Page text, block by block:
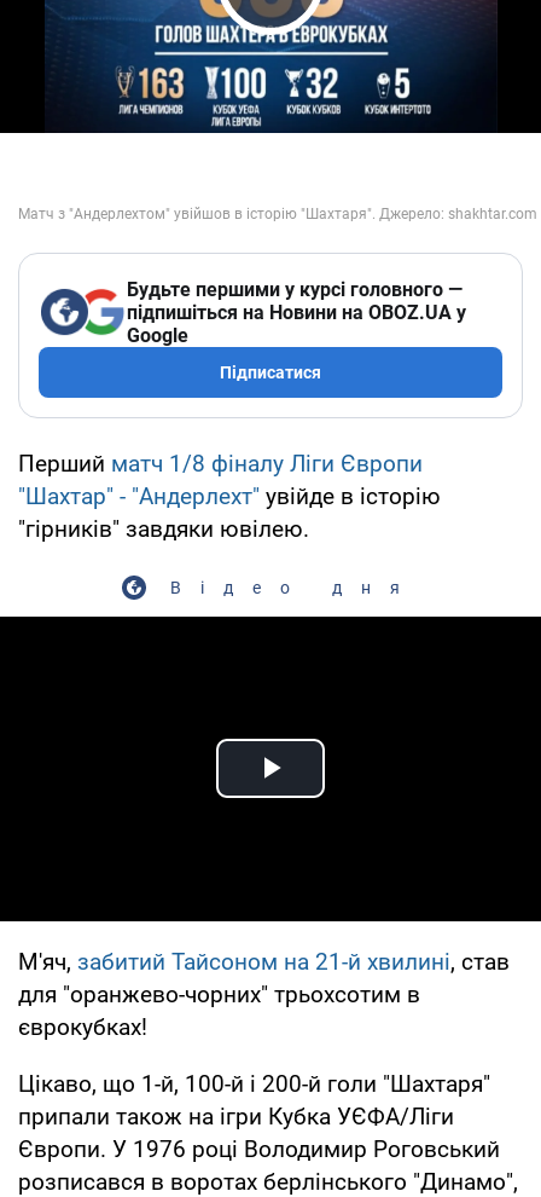
Play Video
Будьте першими у курсі головного —
підпишіться на Новини на OBOZ.UA у
Google
Підписатися
Перший матч 1/8 фіналу Ліги Європи
"Шахтар" - "Андерлехт" увійде в історію
"гірників" завдяки ювілею.
Відео дня
Play Video
М'яч, забитий Тайсоном на 21-й хвилині, став
для "оранжево-чорних" трьохсотим в
єврокубках!
Цікаво, що 1-й, 100-й і 200-й голи "Шахтаря"
припали також на ігри Кубка УЄФА/Ліги
Європи. У 1976 році Володимир Роговський
розписався в воротах берлінського "Динамо",